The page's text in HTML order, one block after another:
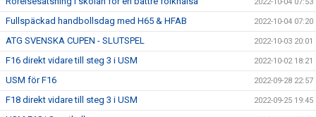
Fullspäckad handbollsdag med H65 & HFAB 2022-10-04 07:20
ATG SVENSKA CUPEN - SLUTSPEL 2022-10-03 20:01
F16 direkt vidare till steg 3 i USM 2022-10-02 18:21
USM för F16 2022-09-28 22:57
F18 direkt vidare till steg 3 i USM 2022-09-25 19:45